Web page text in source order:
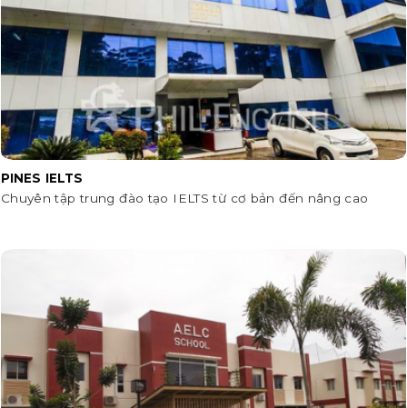
PINES IELTS
Chuyên tập trung đào tạo IELTS từ cơ bản đến nâng cao